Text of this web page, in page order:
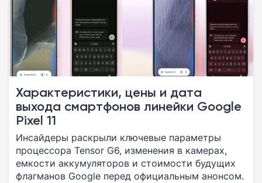
Характеристики, цены и дата
выхода смартфонов линейки Google
Pixel 11
Инсайдеры раскрыли ключевые параметры
процессора Tensor G6, изменения в камерах,
емкости аккумуляторов и стоимости будущих
флагманов Google перед официальным анонсом.